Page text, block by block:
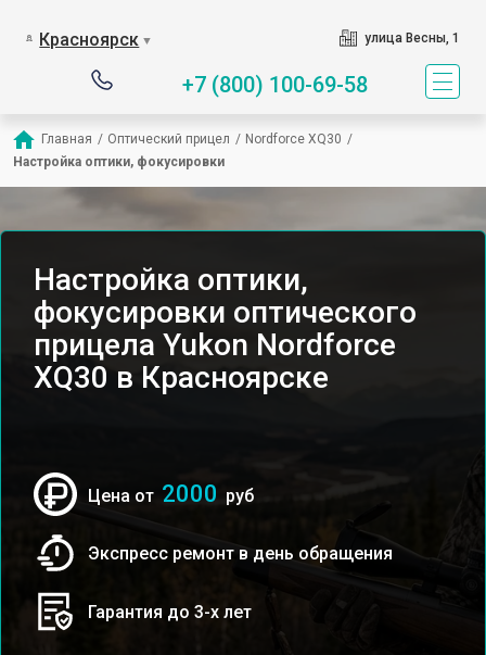
Красноярск ▼ улица Весны, 1
+7 (800) 100-69-58
Главная / Оптический прицел / Nordforce XQ30 /
Настройка оптики, фокусировки
Настройка оптики,
фокусировки оптического
прицела Yukon Nordforce
XQ30 в Красноярске
Цена от 2000 руб
Экспресс ремонт в день обращения
Гарантия до 3-х лет